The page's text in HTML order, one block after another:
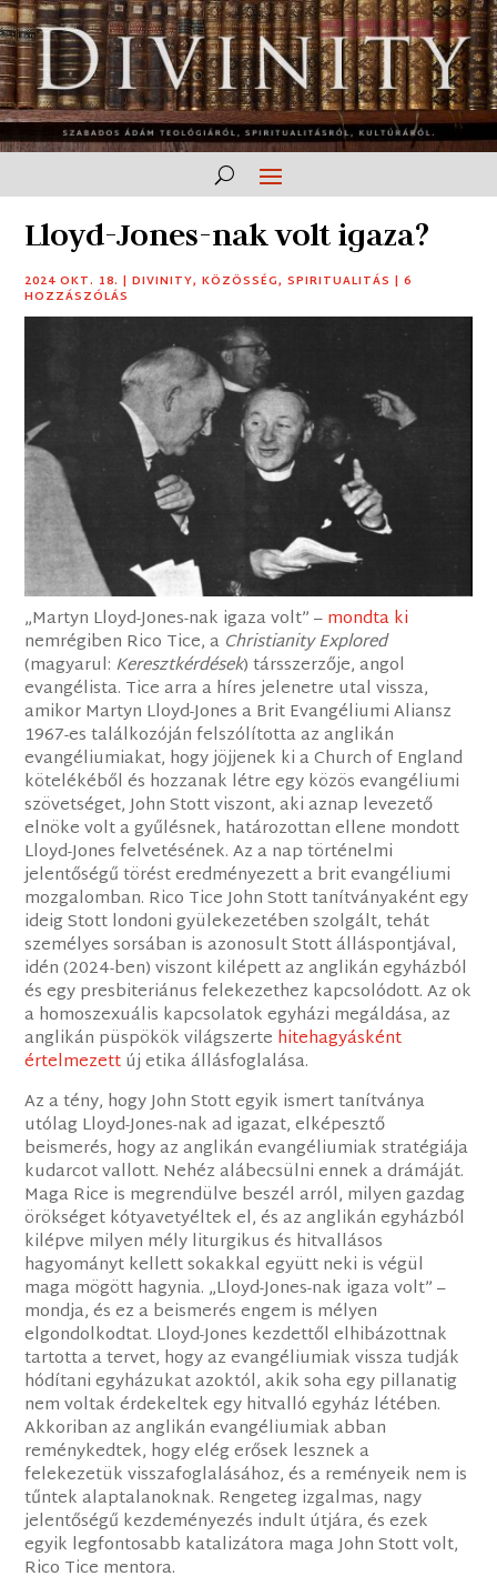
Lloyd-Jones-nak volt igaza?
2024 OKT. 18. |DIVINITY,KÖZÖSSÉG,SPIRITUALITÁS |6
HOZZÁSZÓLÁS
„Martyn Lloyd-Jones-nak igaza volt” –mondta ki
nemrégiben Rico Tice, a Christianity Explored
(magyarul: Keresztkérdések) társszerzője, angol
evangélista. Tice arra a híres jelenetre utal vissza,
amikor Martyn Lloyd-Jones a Brit Evangéliumi Aliansz
1967-es találkozóján felszólította az anglikán
evangéliumiakat, hogy jöjjenek ki a Church of England
kötelékéből és hozzanak létre egy közös evangéliumi
szövetséget, John Stott viszont, aki aznap levezető
elnöke volt a gyűlésnek, határozottan ellene mondott
Lloyd-Jones felvetésének. Az a nap történelmi
jelentőségű törést eredményezett a brit evangéliumi
mozgalomban. Rico Tice John Stott tanítványaként egy
ideig Stott londoni gyülekezetében szolgált, tehát
személyes sorsában is azonosult Stott álláspontjával,
idén (2024-ben) viszont kilépett az anglikán egyházból
és egy presbiteriánus felekezethez kapcsolódott. Az ok
a homoszexuális kapcsolatok egyházi megáldása, az
anglikán püspökök világszerte hitehagyásként
értelmezettúj etika állásfoglalása.
Az a tény, hogy John Stott egyik ismert tanítványa
utólag Lloyd-Jones-nak ad igazat, elképesztő
beismerés, hogy az anglikán evangéliumiak stratégiája
kudarcot vallott. Nehéz alábecsülni ennek a drámáját.
Maga Rice is megrendülve beszél arról, milyen gazdag
örökséget kótyavetyéltek el, és az anglikán egyházból
kilépve milyen mély liturgikus és hitvallásos
hagyományt kellett sokakkal együtt neki is végül
maga mögött hagynia. „Lloyd-Jones-nak igaza volt” –
mondja, és ez a beismerés engem is mélyen
elgondolkodtat. Lloyd-Jones kezdettől elhibázottnak
tartotta a tervet, hogy az evangéliumiak vissza tudják
hódítani egyházukat azoktól, akik soha egy pillanatig
nem voltak érdekeltek egy hitvalló egyház létében.
Akkoriban az anglikán evangéliumiak abban
reménykedtek, hogy elég erősek lesznek a
felekezetük visszafoglalásához, és a reményeik nem is
tűntek alaptalanoknak. Rengeteg izgalmas, nagy
jelentőségű kezdeményezés indult útjára, és ezek
egyik legfontosabb katalizátora maga John Stott volt,
Rico Tice mentora.